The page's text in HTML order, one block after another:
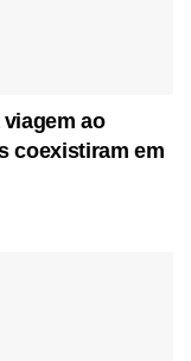
ao
coexistiram em